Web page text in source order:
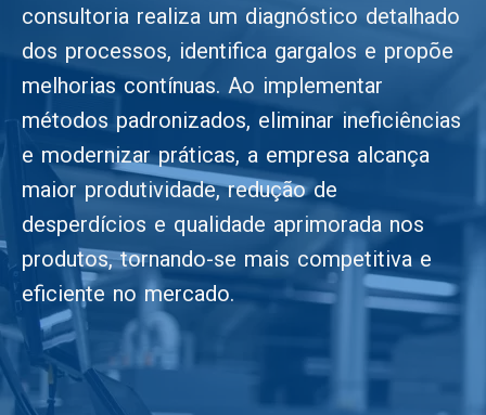
consultoria realiza um diagnóstico detalhado
dos processos, identifica gargalos e propõe
melhorias contínuas. Ao implementar
métodos padronizados, eliminar ineficiências
e modernizar práticas, a empresa alcança
maior produtividade, redução de
desperdícios e qualidade aprimorada nos
produtos, tornando-se mais competitiva e
eficiente no mercado.